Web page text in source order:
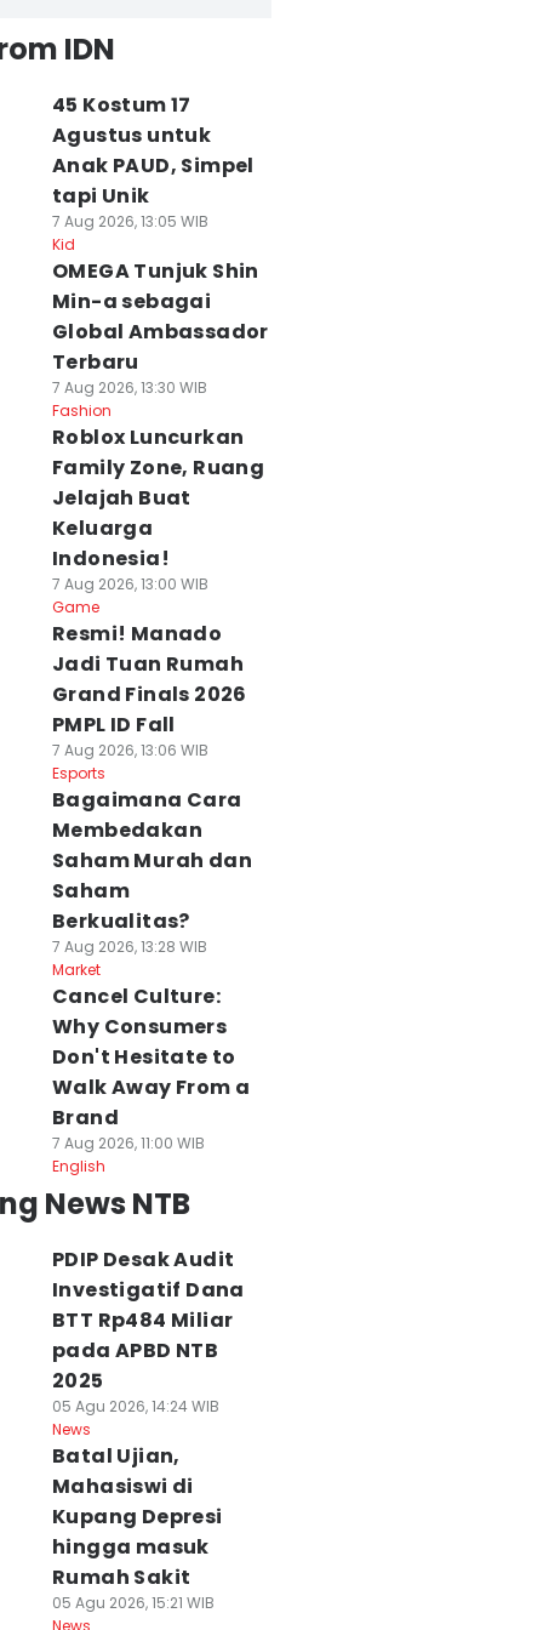
IDN
45 Kostum 17
Agustus untuk
Anak PAUD, Simpel
tapi Unik
7 Aug 2026, 13:05 WIB
Kid
OMEGA Tunjuk Shin
Min-a sebagai
Global Ambassador
Terbaru
7 Aug 2026, 13:30 WIB
Fashion
Roblox Luncurkan
Family Zone, Ruang
Jelajah Buat
Keluarga
Indonesia!
7 Aug 2026, 13:00 WIB
Game
Resmi! Manado
Jadi Tuan Rumah
Grand Finals 2026
PMPL ID Fall
7 Aug 2026, 13:06 WIB
Esports
Bagaimana Cara
Membedakan
Saham Murah dan
Saham
Berkualitas?
7 Aug 2026, 13:28 WIB
Market
Cancel Culture:
Why Consumers
Don't Hesitate to
Walk Away From a
Brand
7 Aug 2026, 11:00 WIB
English
News NTB
PDIP Desak Audit
Investigatif Dana
BTT Rp484 Miliar
pada APBD NTB
2025
05 Agu 2026, 14:24 WIB
News
Batal Ujian,
Mahasiswi di
Kupang Depresi
hingga masuk
Rumah Sakit
05 Agu 2026, 15:21 WIB
News